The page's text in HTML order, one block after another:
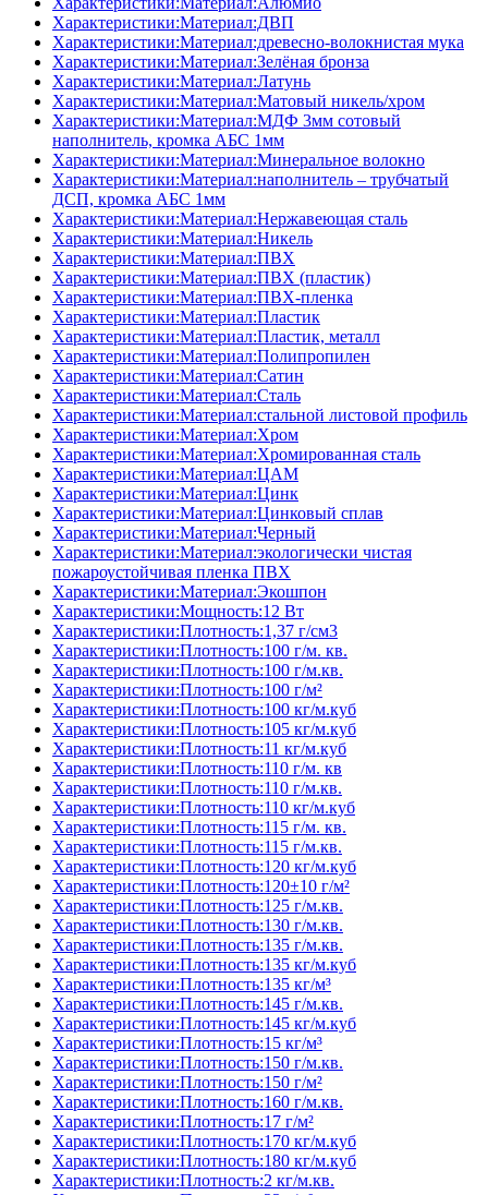
Характеристики:Материал:ДВП
Характеристики:Материал:древесно-волокнистая мука
Характеристики:Материал:Зелёная бронза
Характеристики:Материал:Латунь
Характеристики:Материал:Матовый никель/хром
Характеристики:Материал:МДФ 3мм сотовый
наполнитель, кромка AБC 1мм
Характеристики:Материал:Минеральное волокно
Характеристики:Материал:наполнитель – трубчатый
ДСП, кромка AБC 1мм
Характеристики:Материал:Нержавеющая сталь
Характеристики:Материал:Никель
Характеристики:Материал:ПВХ
Характеристики:Материал:ПВХ (пластик)
Характеристики:Материал:ПВХ-пленка
Характеристики:Материал:Пластик
Характеристики:Материал:Пластик, металл
Характеристики:Материал:Полипропилен
Характеристики:Материал:Сатин
Характеристики:Материал:Сталь
Характеристики:Материал:стальной листовой профиль
Характеристики:Материал:Хром
Характеристики:Материал:Хромированная сталь
Характеристики:Материал:ЦАМ
Характеристики:Материал:Цинк
Характеристики:Материал:Цинковый сплав
Характеристики:Материал:Черный
Характеристики:Материал:экологически чистая
пожароустойчивая пленка ПВХ
Характеристики:Материал:Экошпон
Характеристики:Мощность:12 Вт
Характеристики:Плотность:1,37 г/см3
Характеристики:Плотность:100 г/м. кв.
Характеристики:Плотность:100 г/м.кв.
Характеристики:Плотность:100 г/м²
Характеристики:Плотность:100 кг/м.куб
Характеристики:Плотность:105 кг/м.куб
Характеристики:Плотность:11 кг/м.куб
Характеристики:Плотность:110 г/м. кв
Характеристики:Плотность:110 г/м.кв.
Характеристики:Плотность:110 кг/м.куб
Характеристики:Плотность:115 г/м. кв.
Характеристики:Плотность:115 г/м.кв.
Характеристики:Плотность:120 кг/м.куб
Характеристики:Плотность:120±10 г/м²
Характеристики:Плотность:125 г/м.кв.
Характеристики:Плотность:130 г/м.кв.
Характеристики:Плотность:135 г/м.кв.
Характеристики:Плотность:135 кг/м.куб
Характеристики:Плотность:135 кг/м³
Характеристики:Плотность:145 г/м.кв.
Характеристики:Плотность:145 кг/м.куб
Характеристики:Плотность:15 кг/м³
Характеристики:Плотность:150 г/м.кв.
Характеристики:Плотность:150 г/м²
Характеристики:Плотность:160 г/м.кв.
Характеристики:Плотность:17 г/м²
Характеристики:Плотность:170 кг/м.куб
Характеристики:Плотность:180 кг/м.куб
Характеристики:Плотность:2 кг/м.кв.